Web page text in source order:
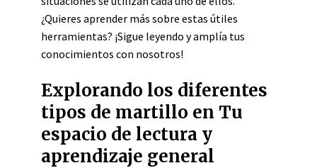
¿Quieres aprender más sobre estas útiles
herramientas? ¡Sigue leyendo y amplía tus
conocimientos con nosotros!
Explorando los diferentes
tipos de martillo en Tu
espacio de lectura y
aprendizaje general